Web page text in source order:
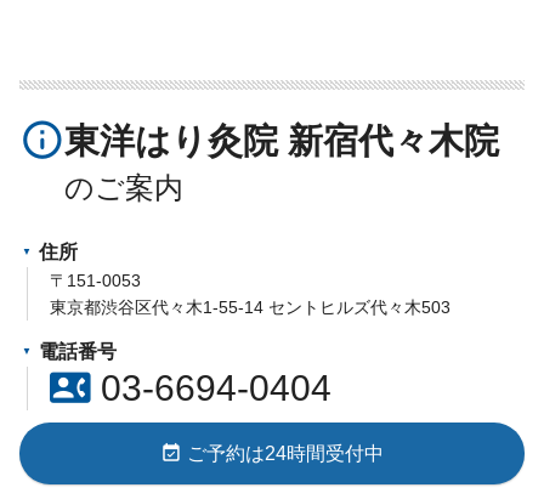
info_outline東洋はり灸院 新宿代々木院
住所
〒151-0053
東京都渋谷区代々木1-55-14 セントヒルズ代々木503
電話番号
contact_phone03-6694-0404
event_available ご予約は24時間受付中